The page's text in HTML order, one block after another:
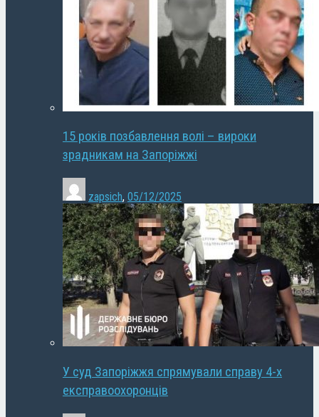
15 років позбавлення волі – вироки
зрадникам на Запоріжжі
zapsich, 05/12/2025
У суд Запоріжжя спрямували справу 4-х
експравоохоронців